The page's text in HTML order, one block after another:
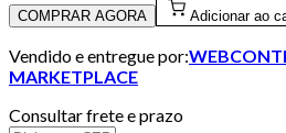
COMPRAR AGORA Adicionar ao
Vendido e entregue por:
MARKETPLACE
Consultar frete e prazo